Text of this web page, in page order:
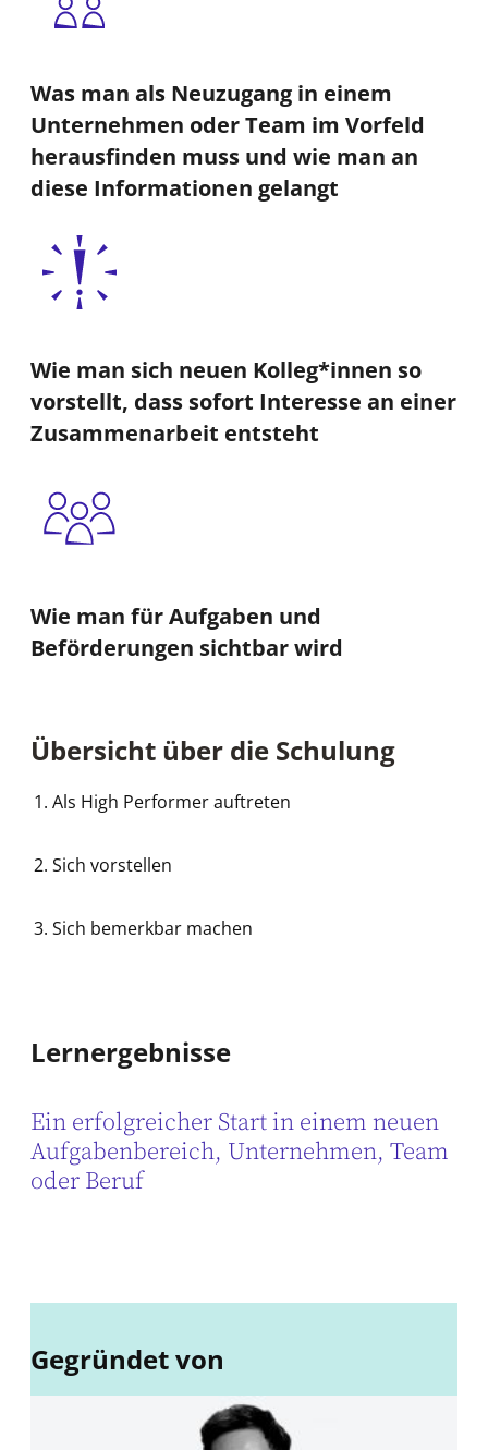
Was man als Neuzugang in einem
Unternehmen oder Team im Vorfeld
herausfinden muss und wie man an
diese Informationen gelangt
Wie man sich neuen Kolleg*innen so
vorstellt, dass sofort Interesse an einer
Zusammenarbeit entsteht
Wie man für Aufgaben und
Beförderungen sichtbar wird
Übersicht über die Schulung
Als High Performer auftreten
Sich vorstellen
Sich bemerkbar machen
Lernergebnisse
Ein erfolgreicher Start in einem neuen
Aufgabenbereich, Unternehmen, Team
oder Beruf
Gegründet von